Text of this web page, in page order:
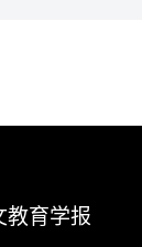
教育学报